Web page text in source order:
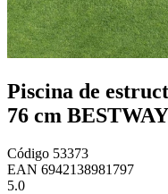
Piscina de
76 cm BESTWAY
Código 53373
EAN 6942138981797
5.0